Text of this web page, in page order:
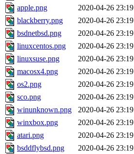
apple.png
2020-04-26 23:19
blackberry.png
2020-04-26 23:19
bsdnetbsd.png
2020-04-26 23:19
linuxcentos.png
2020-04-26 23:19
linuxsuse.png
2020-04-26 23:19
macosx4.png
2020-04-26 23:19
os2.png
2020-04-26 23:19
sco.png
2020-04-26 23:19
winunknown.png
2020-04-26 23:19
winxbox.png
2020-04-26 23:19
atari.png
2020-04-26 23:19
bsddflybsd.png
2020-04-26 23:19